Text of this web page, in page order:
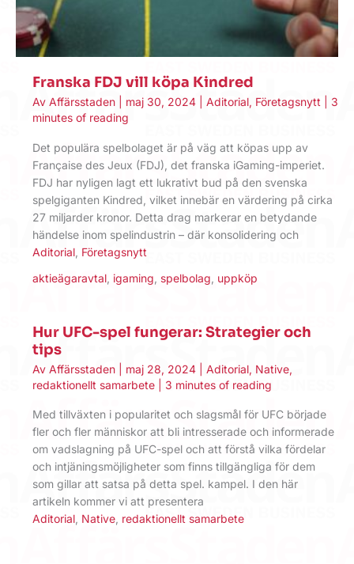
Franska FDJ vill köpa Kindred
Av Affärsstaden maj 30, 2024 Aditorial, Företagsnytt
3
minutes of reading
Det populära spelbolaget är på väg att köpas upp av
Française des Jeux (FDJ), det franska iGaming-imperiet.
FDJ har nyligen lagt ett lukrativt bud på den svenska
spelgiganten Kindred, vilket innebär en värdering på cirka
27 miljarder kronor. Detta drag markerar en betydande
händelse inom spelindustrin – där konsolidering och
Aditorial Företagsnytt
aktieägaravtal igaming spelbolag uppköp
Hur UFC-spel fungerar: Strategier och
tips
Av Affärsstaden maj 28, 2024 Aditorial, Native,
redaktionellt samarbete
3 minutes of reading
Med tillväxten i popularitet och slagsmål för UFC började
fler och fler människor att bli intresserade och informerade
om vadslagning på UFC-spel och att förstå vilka fördelar
och intjäningsmöjligheter som finns tillgängliga för dem
som gillar att satsa på detta spel. kampel. I den här
artikeln kommer vi att presentera
Aditorial Native redaktionellt samarbete